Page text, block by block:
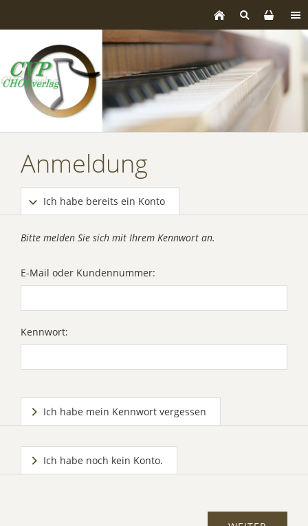
Anmeldung
Ich habe bereits ein Konto
Bitte melden Sie sich mit Ihrem Kennwort an.
E-Mail oder Kundennummer:
Kennwort:
Ich habe mein Kennwort vergessen
Ich habe noch kein Konto.